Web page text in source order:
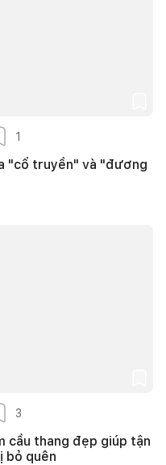
1
"cổ truyền" và "đương
3
cầu thang đẹp giúp tận
bỏ quên